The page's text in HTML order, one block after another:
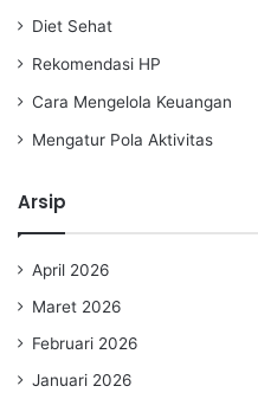
Diet Sehat
Rekomendasi HP
Cara Mengelola Keuangan
Mengatur Pola Aktivitas
Arsip
April 2026
Maret 2026
Februari 2026
Januari 2026